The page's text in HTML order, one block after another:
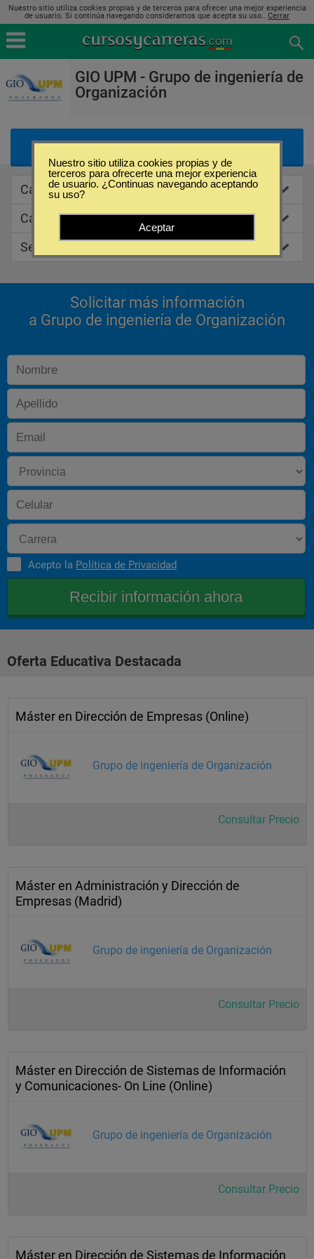
Nuestro sitio utiliza cookies propias y de terceros para ofrecer una mejor experiencia
de usuario. Si continúa navegando consideramos que acepta su uso.. Cerrar
GIO UPM - Grupo de ingeniería de
Organización
Listado de Ofertas Educativas
Caracteristicas
Categorias de estudios
Sedes
Solicitar más información
a Grupo de ingeniería de Organización
Acepto la Política de Privacidad
Oferta Educativa Destacada
Máster en Dirección de Empresas (Online)
Grupo de ingeniería de Organización
Consultar Precio
Máster en Administración y Dirección de
Empresas (Madrid)
Grupo de ingeniería de Organización
Consultar Precio
Máster en Dirección de Sistemas de Información
y Comunicaciones- On Line (Online)
Grupo de ingeniería de Organización
Consultar Precio
Máster en Dirección de Sistemas de Información
Nuestro sitio utiliza cookies propias y de
terceros para ofrecerte una mejor experiencia
de usuario. ¿Continuas navegando aceptando
su uso?
Aceptar